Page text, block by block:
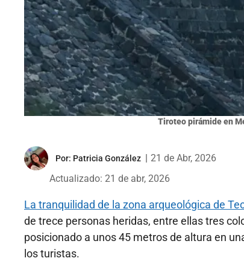
Tiroteo pirámide en
Por: Patricia González
21 de Abr, 2026
Actualizado: 21 de abr, 2026
La tranquilidad de la zona arqueológica de
de trece personas heridas, entre ellas tres
posicionado a unos 45 metros de altura en
los turistas.